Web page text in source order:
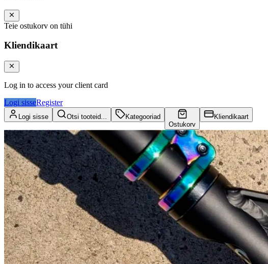
Teie ostukorv on tühi
Kliendikaart
Log in to access your client card
Logi sisseRegister
Logi sisse Otsi tooteid...
Kategooriad
Ostukorv
Kliendikaart